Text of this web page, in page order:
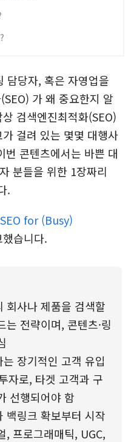
담당자, 혹은 자영업을
가 왜 중요한지 알
검색엔진최적화(SEO)
걸려 있는 몇몇 대행사
번 콘텐츠에서는 바쁜 대
분들을 위한 1장짜리
.
SEO for (Busy)
습니다.
회사나 제품을 검색할
는 전략이며, 콘텐츠·링
장기적인 고객 유입
자로, 타겟 고객과 구
선행되어야 함
백링크 확보부터 시작
, 프로그래매틱, UGC,